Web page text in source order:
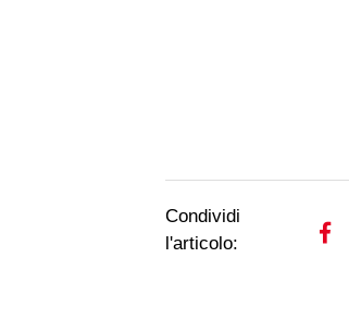
Condividi
l'articolo: